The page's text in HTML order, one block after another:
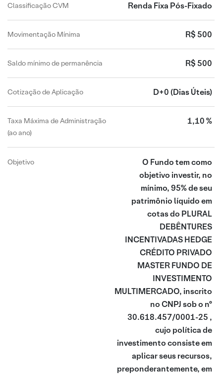
Classificação CVM Renda Fixa Pós-Fixado
Movimentação Mínima R$ 500
Saldo mínimo de permanência R$ 500
Cotização de Aplicação D+0 (Dias Úteis)
Taxa Máxima de Administração
(ao ano)
1,10 %
Objetivo
O Fundo tem como
objetivo investir, no
mínimo, 95% de seu
patrimônio líquido em
cotas do PLURAL
DEBÊNTURES
INCENTIVADAS HEDGE
CRÉDITO PRIVADO
MASTER FUNDO DE
INVESTIMENTO
MULTIMERCADO, inscrito
no CNPJ sob o nº
30.618.457/0001-25 ,
cujo política de
investimento consiste em
aplicar seus recursos,
preponderantemente, em